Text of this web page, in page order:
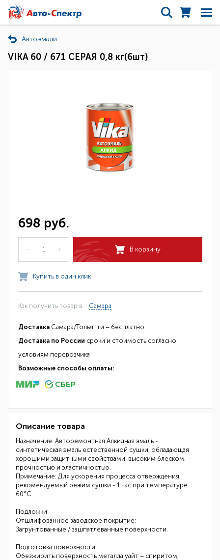
Автоэмали
VIKA 60 / 671 СЕРАЯ 0,8 кг(6шт)
698 руб.
– + В корзину
Купить в один клик
Как получить товар в Самара
Доставка Самара/Тольятти – бесплатно
Доставка по России сроки и стоимость согласно
условиям перевозчика
Возможные способы оплаты:
Описание товара
Назначение: Авторемонтная Алкидная эмаль -
синтетическая эмаль естественной сушки, обладающая
хорошими защитными свойствами, высоким блеском,
прочностью и эластичностью.
Примечание: Для ускорения процесса отверждения
рекомендуемый режим сушки - 1 час при температуре
60°С.
Подложки
Отшлифованное заводское покрытие;
Загрунтованные / зашпатлеванные поверхности.
Подготовка поверхности
Обезжирить поверхность металла уайт – спиритом;